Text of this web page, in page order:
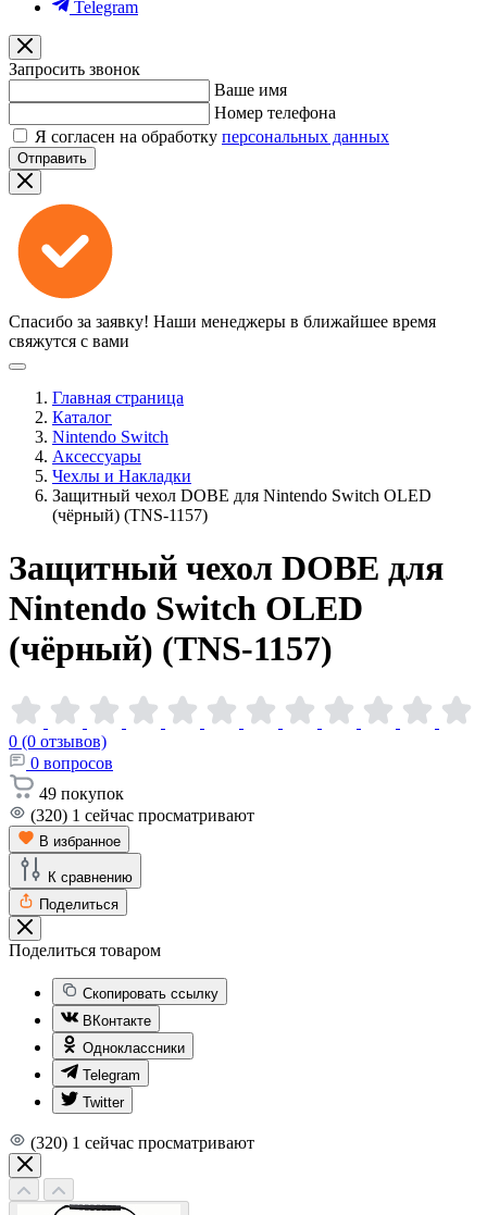
Telegram
Запросить звонок
Ваше имя
Номер телефона
Я согласен на обработку персональных данных
Отправить
Спасибо за заявку! Наши менеджеры в ближайшее время
свяжутся с вами
Главная страница
Каталог
Nintendo Switch
Аксессуары
Чехлы и Накладки
Защитный чехол DOBE для Nintendo Switch OLED
(чёрный) (TNS-1157)
Защитный чехол DOBE для
Nintendo Switch OLED
(чёрный) (TNS-1157)
0 (0 отзывов)
0 вопросов
49 покупок
(320) 1 сейчас просматривают
В избранное
К сравнению
Поделиться
Поделиться товаром
Скопировать ссылку
ВКонтакте
Одноклассники
Telegram
Twitter
(320) 1 сейчас просматривают